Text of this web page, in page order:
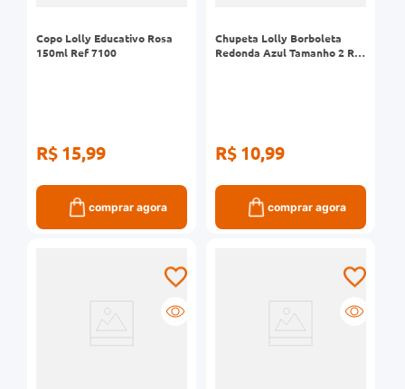
Copo Lolly Educativo Rosa
150ml Ref 7100
R$ 15,99
comprar agora
Chupeta Lolly Borboleta
Redonda Azul Tamanho 2 Ref
R$ 10,99
comprar agora